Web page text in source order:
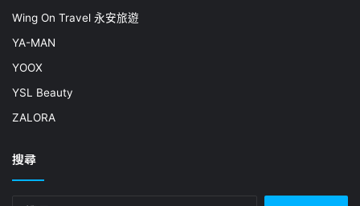
Wing On Travel 永安旅遊
YA-MAN
YOOX
YSL Beauty
ZALORA
搜尋